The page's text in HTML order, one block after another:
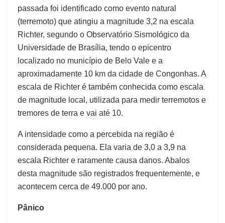
passada foi identificado como evento natural
(terremoto) que atingiu a magnitude 3,2 na escala
Richter, segundo o Observatório Sismológico da
Universidade de Brasília, tendo o epicentro
localizado no município de Belo Vale e a
aproximadamente 10 km da cidade de Congonhas. A
escala de Richter é também conhecida como escala
de magnitude local, utilizada para medir terremotos e
tremores de terra e vai até 10.
A intensidade como a percebida na região é
considerada pequena. Ela varia de 3,0 a 3,9 na
escala Richter e raramente causa danos. Abalos
desta magnitude são registrados frequentemente, e
acontecem cerca de 49.000 por ano.
Pânico